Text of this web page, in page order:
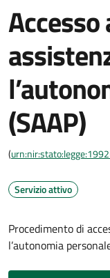
(SAAP)
(
Servizio attivo
Procedimento di
l’autonomia